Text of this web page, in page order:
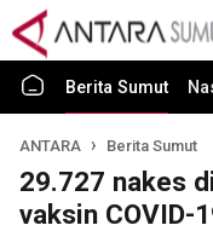
Berita Sumut
ANTARA Berita Sumut
29.727 nakes
vaksin COVID-